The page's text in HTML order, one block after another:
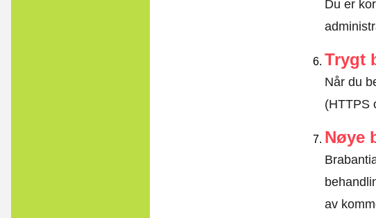
Du er
Trygt
Når du
(HTTPS
Nøye
av